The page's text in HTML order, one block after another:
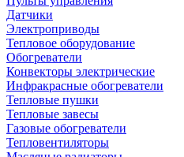
Датчики
Электроприводы
Тепловое оборудование
Обогреватели
Конвекторы электрические
Инфракрасные обогреватели
Тепловые пушки
Тепловые завесы
Газовые обогреватели
Тепловентиляторы